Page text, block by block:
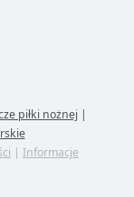
piłki nożnej |
| Informacje